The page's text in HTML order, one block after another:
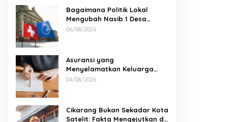
Bagaimana Politik Lokal
Mengubah Nasib 1 Desa
Lewat Keputusan yang Tak
06/08/2026
Asuransi yang
Menyelamatkan Keluarga
Saat Kebakaran
04/08/2026
Cikarang Bukan Sekadar Kota
Satelit: Fakta Mengejutkan di